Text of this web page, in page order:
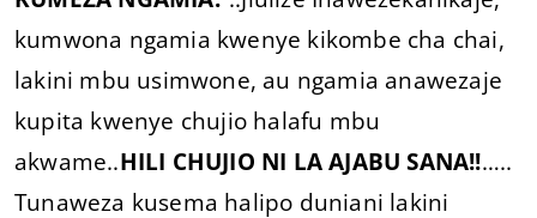
kumwona ngamia kwenye kikombe cha chai,
lakini mbu usimwone, au ngamia anawezaje
kupita kwenye chujio halafu mbu
akwame..HILI CHUJIO NI LA AJABU SANA!!…..
Tunaweza kusema halipo duniani lakini